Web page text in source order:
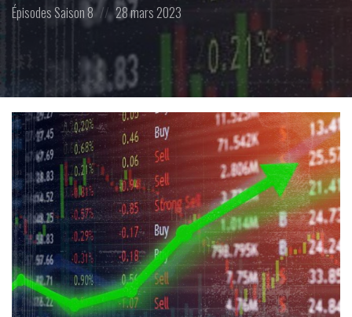
Posted
ÉpisodesSaison 8
Posted
28 mars 2023